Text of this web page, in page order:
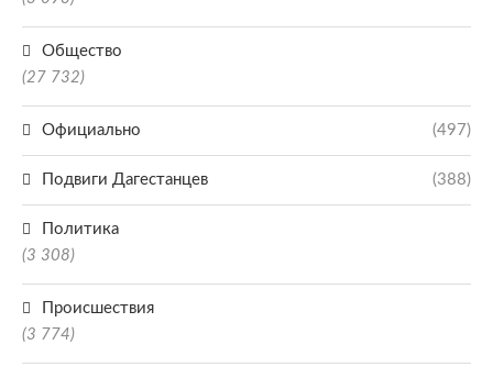
Общество
(27 732)
Официально (497)
Подвиги Дагестанцев (388)
Политика
(3 308)
Происшествия
(3 774)